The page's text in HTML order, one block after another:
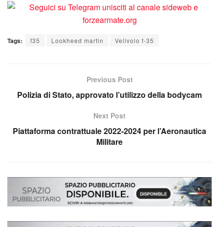
Tags: f35 Lookheed martin Velivolo f-35
Previous Post
Polizia di Stato, approvato l’utilizzo della bodycam
Next Post
Piattaforma contrattuale 2022-2024 per l’Aeronautica
Militare